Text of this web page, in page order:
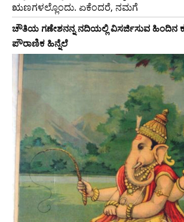
ಋಣಗಳಲ್ಲೊಂದು. ಏಕೆಂದರೆ, ನಮಗೆ
ಚೌತಿಯ ಗಣೇಶನನ್ನ ನದಿಯಲ್ಲಿ ವಿಸರ್ಜಿಸುವ ಹಿಂದಿನ
ಪೌರಾಣಿಕ ಹಿನ್ನೆಲೆ